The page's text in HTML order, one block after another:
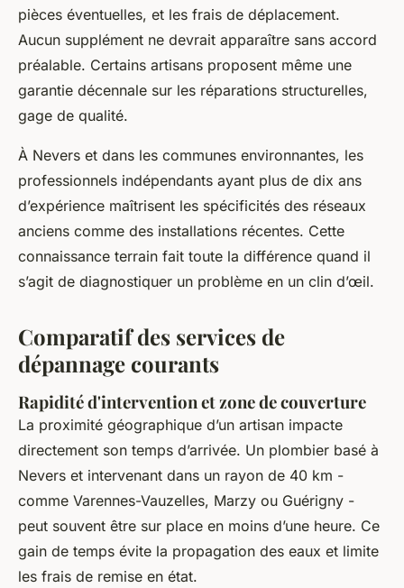
pièces éventuelles, et les frais de déplacement.
Aucun supplément ne devrait apparaître sans accord
préalable. Certains artisans proposent même une
garantie décennale sur les réparations structurelles,
gage de qualité.
À Nevers et dans les communes environnantes, les
professionnels indépendants ayant plus de dix ans
d’expérience maîtrisent les spécificités des réseaux
anciens comme des installations récentes. Cette
connaissance terrain fait toute la différence quand il
s’agit de diagnostiquer un problème en un clin d’œil.
Comparatif des services de
dépannage courants
Rapidité d'intervention et zone de couverture
La proximité géographique d’un artisan impacte
directement son temps d’arrivée. Un plombier basé à
Nevers et intervenant dans un rayon de 40 km -
comme Varennes-Vauzelles, Marzy ou Guérigny -
peut souvent être sur place en moins d’une heure. Ce
gain de temps évite la propagation des eaux et limite
les frais de remise en état.